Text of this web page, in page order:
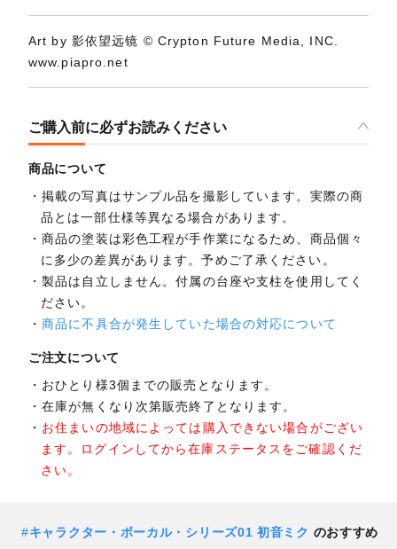
Art by 影依望远镜 © Crypton Future Media, INC.
www.piapro.net
ご購入前に必ずお読みください
商品について
掲載の写真はサンプル品を撮影しています。実際の商
品とは一部仕様等異なる場合があります。
商品の塗装は彩色工程が手作業になるため、商品個々
に多少の差異があります。予めご了承ください。
製品は自立しません。付属の台座や支柱を使用してく
ださい。
商品に不具合が発生していた場合の対応について
ご注文について
おひとり様3個までの販売となります。
在庫が無くなり次第販売終了となります。
お住まいの地域によっては購入できない場合がござい
ます。ログインしてから在庫ステータスをご確認くだ
さい。
#キャラクター・ボーカル・シリーズ01 初音ミク のおすすめ